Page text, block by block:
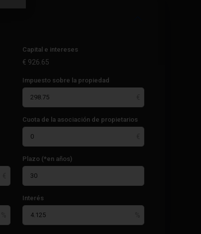
Capital e intereses
€ 926.65
Impuesto sobre la propiedad
Cuota de la asociación de propietarios
Plazo (*en años)
Interés